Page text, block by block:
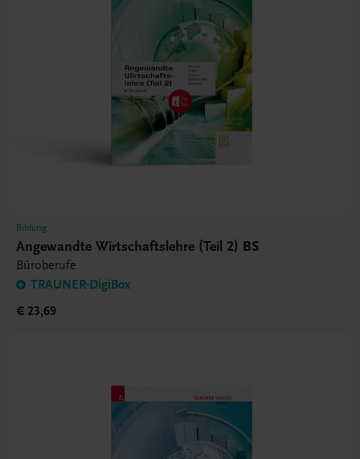
Bildung
Angewandte Wirtschaftslehre (Teil 2) BS
Büroberufe
TRAUNER-DigiBox
€ 23,69